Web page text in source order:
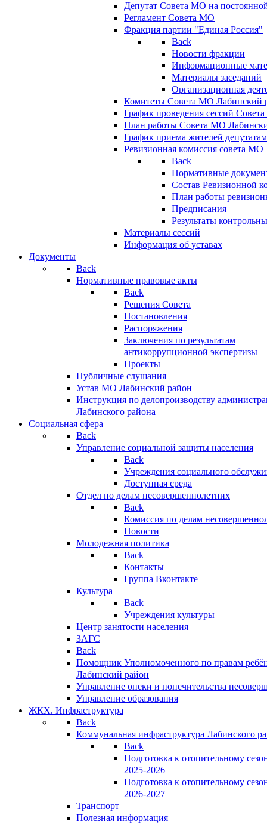
Депутат Совета МО на
Регламент Совета МО
Фракция партии "Единая Россия"
Back
Новости фракции
Информационные
Материалы заседаний
Организационная
Комитеты Совета МО Лабинский
График проведения сессий
План работы Совета МО
График приема жителей
Ревизионная комиссия совета МО
Back
Нормативные
Состав Ревизионной
План работы
Предписания
Результаты
Материалы сессий
Информация об уставах
Документы
Back
Нормативные правовые акты
Back
Решения Совета
Постановления
Распоряжения
Заключения по результатам
антикоррупционной экспертизы
Проекты
Публичные слушания
Устав МО Лабинский район
Инструкция по делопроизводству
Лабинского района
Социальная сфера
Back
Управление социальной защиты населения
Back
Учреждения социального
Доступная среда
Отдел по делам несовершеннолетних
Back
Комиссия по делам
Новости
Молодежная политика
Back
Контакты
Группа Вконтакте
Культура
Back
Учреждения культуры
Центр занятости населения
ЗАГС
Back
Помощник Уполномоченного по правам
Лабинский район
Управление опеки и попечительства
Управление образования
ЖКХ. Инфраструктура
Back
Коммунальная инфраструктура Лабинского
Back
Подготовка к отопительному
2025-2026
Подготовка к отопительному
2026-2027
Транспорт
Полезная информация